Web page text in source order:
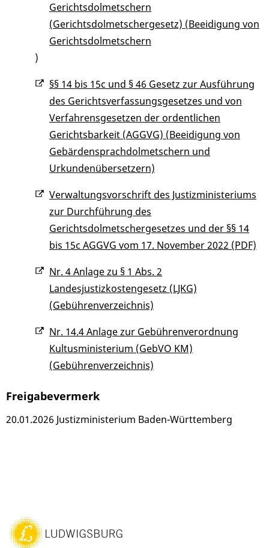
Gerichtsdolmetschern
(Gerichtsdolmetschergesetz) (Beeidigung von
Gerichtsdolmetschern
)
§§ 14 bis 15c und § 46 Gesetz zur Ausführung
des Gerichtsverfassungsgesetzes und von
Verfahrensgesetzen der ordentlichen
Gerichtsbarkeit (AGGVG) (Beeidigung von
Gebärdensprachdolmetschern und
Urkundenübersetzern)
Verwaltungsvorschrift des Justizministeriums
zur Durchführung des
Gerichtsdolmetschergesetzes und der §§ 14
bis 15c AGGVG vom 17. November 2022 (PDF)
Nr. 4 Anlage zu § 1 Abs. 2
Landesjustizkostengesetz (LJKG)
(Gebührenverzeichnis)
Nr. 14.4 Anlage zur Gebührenverordnung
Kultusministerium (GebVO KM)
(Gebührenverzeichnis)
Freigabevermerk
20.01.2026 Justizministerium Baden-Württemberg